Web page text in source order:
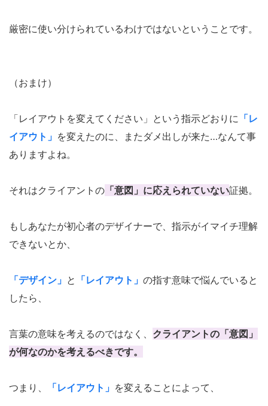
厳密に使い分けられているわけではないということです。
（おまけ）
「レイアウトを変えてください」という指示どおりに 「レ
イアウト」 を変えたのに、またダメ出しが来た…なんて事
ありますよね。
それはクライアントの 「意図」に応えられていない証拠。
もしあなたが初心者のデザイナーで、指示がイマイチ理解
できないとか、
「デザイン」 と 「レイアウト」 の指す意味で悩んでいると
したら、
言葉の意味を考えるのではなく、 クライアントの「意図」
が何なのかを考えるべきです。
つまり、 「レイアウト」 を変えることによって、